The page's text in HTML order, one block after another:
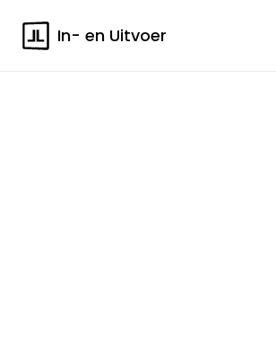
In- en Uitvoer